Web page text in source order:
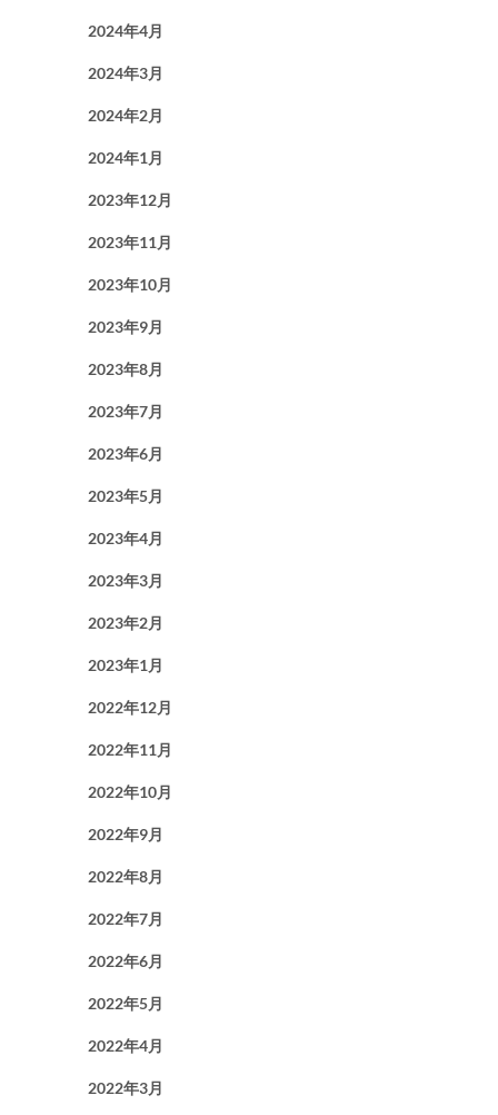
2024年4月
2024年3月
2024年2月
2024年1月
2023年12月
2023年11月
2023年10月
2023年9月
2023年8月
2023年7月
2023年6月
2023年5月
2023年4月
2023年3月
2023年2月
2023年1月
2022年12月
2022年11月
2022年10月
2022年9月
2022年8月
2022年7月
2022年6月
2022年5月
2022年4月
2022年3月